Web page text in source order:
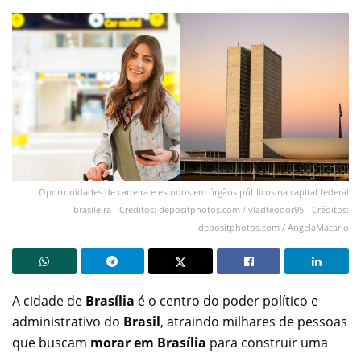
Oportunidades de carreira e estudos em órgãos públicos na capital federal
brasileira - Créditos: depositphotos.com / vladteodor95 - Créditos:
depositphotos.com / AngelaMacario
A cidade de Brasília é o centro do poder político e
administrativo do Brasil, atraindo milhares de pessoas
que buscam morar em Brasília para construir uma